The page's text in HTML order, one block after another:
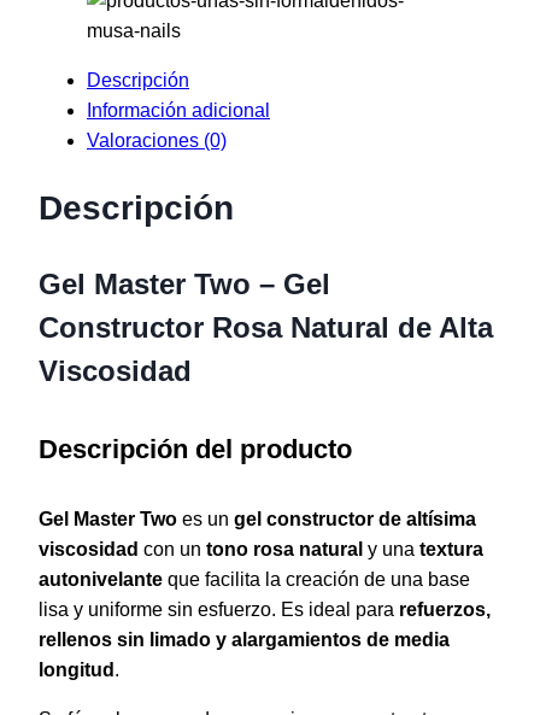
Descripción
Información adicional
Valoraciones (0)
Descripción
Gel Master Two – Gel
Constructor Rosa Natural de Alta
Viscosidad
Descripción del producto
Gel Master Two es un gel constructor de altísima
viscosidad con un tono rosa natural y una textura
autonivelante que facilita la creación de una base
lisa y uniforme sin esfuerzo. Es ideal para refuerzos,
rellenos sin limado y alargamientos de media
longitud .